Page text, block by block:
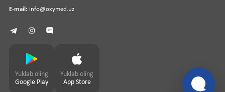
E-mail: info@oxymed.uz
Yuklab oling
Google Play
Yuklab oling
App Store